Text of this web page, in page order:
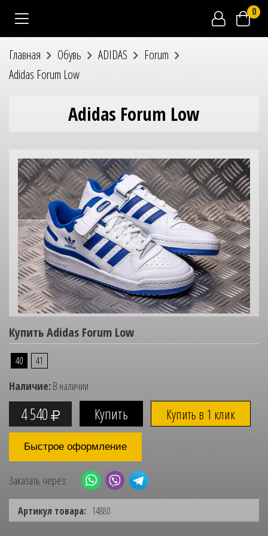
0
Главная Обувь ADIDAS
Forum
Adidas Forum Low
Adidas Forum Low
Купить Adidas Forum Low
40 41
Наличие:В наличии
4 540 Купить в 1 клик
Быстрое оформление
Заказать через:
Артикул товара: 14880